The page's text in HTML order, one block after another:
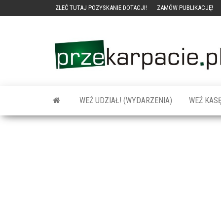
ZLEĆ TUTAJ POZYSKANIE DOTACJI! ZAMÓW PUBLIKACJĘ!
WEŹ UDZIAŁ! (WYDARZENIA) WEŹ